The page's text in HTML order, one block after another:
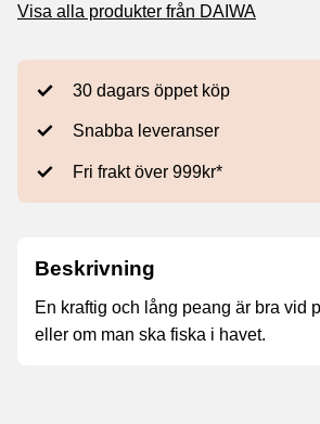
Visa alla produkter från DAIWA
30 dagars öppet köp
Snabba leveranser
Fri frakt över 999kr*
Beskrivning
En kraftig och lång peang är bra vid
eller om man ska fiska i havet.